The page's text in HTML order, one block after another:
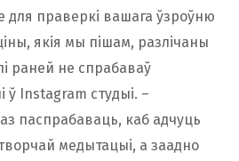
для праверкі вашага ўзроўню
якія мы пішам, разлічаны
раней не спрабаваў
ў Instagram студыі. –
паспрабаваць, каб адчуць
медытацыі, а заадно